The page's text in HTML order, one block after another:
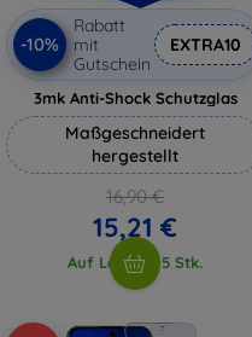
-10%
Rabatt
mit
Gutschein
EXTRA10
3mk Anti-Shock Schutzglas
Maßgeschneidert
hergestellt
16,90 €
15,21 €
Auf Lager > 5 Stk.